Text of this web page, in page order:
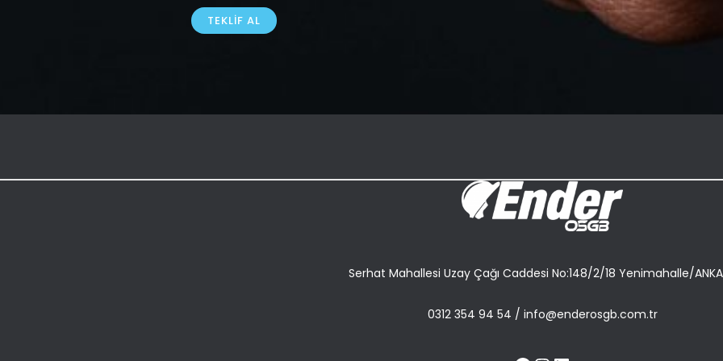
TEKLIF AL
Serhat Mahallesi Uzay Çağı Caddesi No:148/2/18 Yenimahalle/
0312 354 94 54 / info@enderosgb.com.tr